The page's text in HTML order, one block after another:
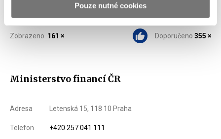
Pouze nutné cookies
Zobrazeno 161 × Doporučeno 355 ×
Ministerstvo financí ČR
Adresa Letenská 15, 118 10 Praha
Telefon +420 257 041 111